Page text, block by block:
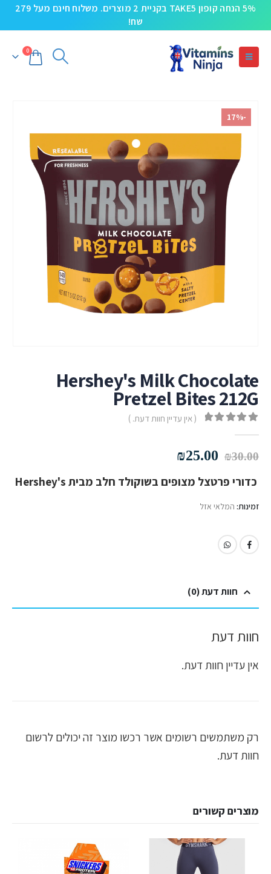
5% הנחה קופון TAKE5 בקניית 2 מוצרים. משלוח חינם מעל 279
שח!
0
-17%
Hershey's Milk Chocolate
Pretzel Bites 212G
( אין עדיין חוות דעת. )
₪30.00
המחיר
היה:
₪25.00
הוא:
כדורי פרטצל מצופים בשוקולד חלב מבית Hershey's
זמינות: המלאי אזל
חוות דעת (0)
חוות דעת
אין עדיין חוות דעת.
רק משתמשים רשומים אשר רכשו מוצר זה יכולים לרשום
חוות דעת.
מוצרים קשורים